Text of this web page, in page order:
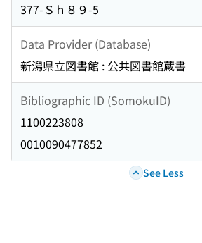
377-Ｓｈ８９-5
Data Provider (Database)
新潟県立図書館 : 公共図書館蔵書
Bibliographic ID (SomokuID)
1100223808
0010090477852
See Less